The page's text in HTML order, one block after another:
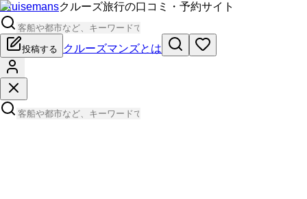
Cruisemansクルーズ旅行の口コミ・予約サイト
投稿する クルーズマンズとは